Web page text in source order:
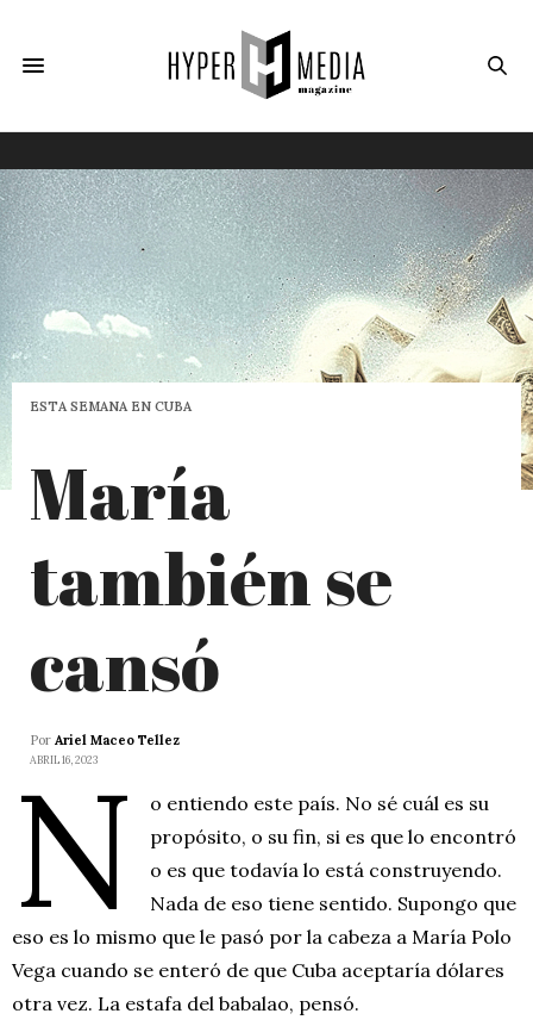
ESTA SEMANA EN CUBA
María
también se
cansó
Por Ariel Maceo Tellez
ABRIL 16, 2023
N
o entiendo este país. No sé cuál es su
propósito, o su fin, si es que lo encontró
o es que todavía lo está construyendo.
Nada de eso tiene sentido. Supongo que
eso es lo mismo que le pasó por la cabeza a María Polo
Vega cuando se enteró de que Cuba aceptaría dólares
otra vez. La estafa del babalao, pensó.